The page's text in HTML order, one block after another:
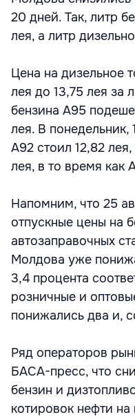
20 дней. Так, литр
лея, а литр
Цена на дизельное
лея до 13,75 лея за
бензина A95
лея. В понедельник,
A92 стоил 12,82
лея, в то время как
Напомним, что 25
отпускные цены на
автозаправочных
Молдова уже
3,4 процента
розничные и
понижались два и,
Ряд операторов
БАСА-пресс, что
бензин и
котировок нефти